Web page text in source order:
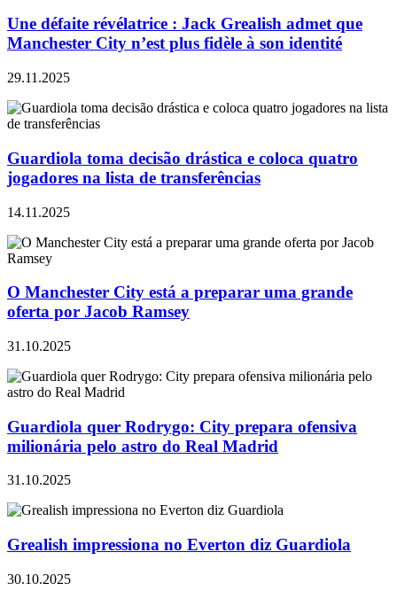
Une défaite révélatrice : Jack Grealish admet que
Manchester City n’est plus fidèle à son identité
29.11.2025
Guardiola toma decisão drástica e coloca quatro
jogadores na lista de transferências
14.11.2025
O Manchester City está a preparar uma grande
oferta por Jacob Ramsey
31.10.2025
Guardiola quer Rodrygo: City prepara ofensiva
milionária pelo astro do Real Madrid
31.10.2025
Grealish impressiona no Everton diz Guardiola
30.10.2025